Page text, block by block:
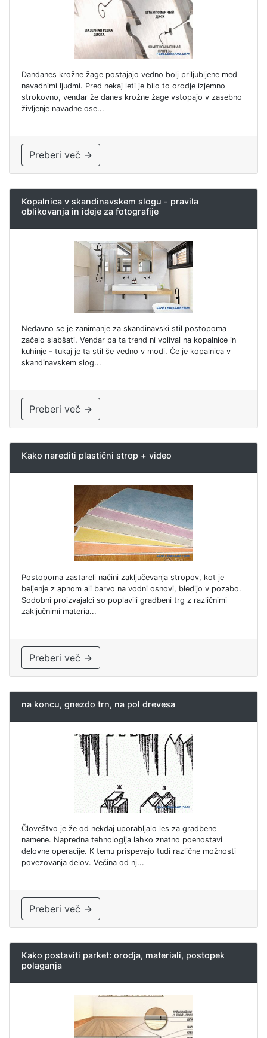
Dandanes krožne žage postajajo vedno bolj priljubljene med
navadnimi ljudmi. Pred nekaj leti je bilo to orodje izjemno
strokovno, vendar že danes krožne žage vstopajo v zasebno
življenje navadne ose...
Preberi več →
Kopalnica v skandinavskem slogu - pravila
oblikovanja in ideje za fotografije
Nedavno se je zanimanje za skandinavski stil postopoma
začelo slabšati. Vendar pa ta trend ni vplival na kopalnice in
kuhinje - tukaj je ta stil še vedno v modi. Če je kopalnica v
skandinavskem slog...
Preberi več →
Kako narediti plastični strop + video
Postopoma zastareli načini zaključevanja stropov, kot je
beljenje z apnom ali barvo na vodni osnovi, bledijo v pozabo.
Sodobni proizvajalci so poplavili gradbeni trg z različnimi
zaključnimi materia...
Preberi več →
na koncu, gnezdo trn, na pol drevesa
Človeštvo je že od nekdaj uporabljalo les za gradbene
namene. Napredna tehnologija lahko znatno poenostavi
delovne operacije. K temu prispevajo tudi različne možnosti
povezovanja delov. Večina od nj...
Preberi več →
Kako postaviti parket: orodja, materiali, postopek
polaganja